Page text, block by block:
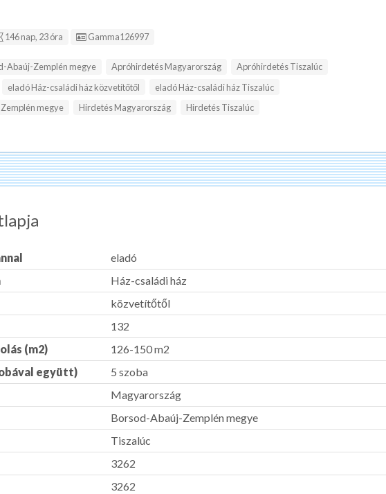
146 nap, 23 óra Hirdetés ID:
Gamma126997
Abaúj-Zemplén megye Apróhirdetés Magyarország
Apróhirdetés Tiszalúc
eladó Ház-családi ház közvetítőtől
eladó Ház-családi ház Tiszalúc
megye
Hirdetés Magyarország Hirdetés Tiszalúc
eladó
Ház-családi ház
közvetítőtől
132
(m2)
126-150 m2
együtt)
5 szoba
Magyarország
Borsod-Abaúj-Zemplén megye
Tiszalúc
3262
3262